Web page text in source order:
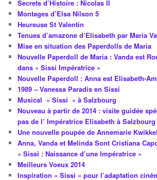
Secrets d’Histoire : Nicolas II
Montages d’Elsa Nilson 5
Heureuse St Valentin
Tenues d’amazone d’Elisabeth par Maria
Mise en situation des Paperdolls de Maria
Nouvelle Paperdoll de Maria : Vanda est
dans « Sissi Impératrice »
Nouvelle Paperdoll : Anna est Elisabeth-
1989 – Vanessa Paradis en Sissi
Musical » Sissi » à Salzbourg
Nouveau à partir de 2014 : visite guidée
pas de l’ Impératrice Elisabeth à Salzbourg
Une nouvelle poupée de Annemarie
Anna, Vanda et Melinda Sont Cristiana
« Sissi : Naissance d’une Impératrice »
Meilleurs Voeux 2014
Inspiration « Sissi » pour l’adaptation